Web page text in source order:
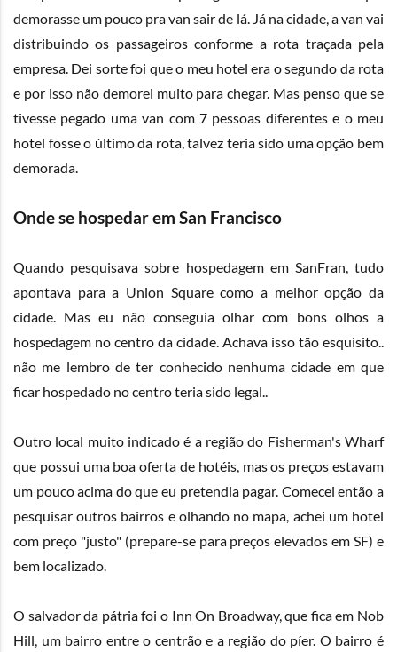
demorasse um pouco pra van sair de lá. Já na cidade, a van vai
distribuindo os passageiros conforme a rota traçada pela
empresa. Dei sorte foi que o meu hotel era o segundo da rota
e por isso não demorei muito para chegar. Mas penso que se
tivesse pegado uma van com 7 pessoas diferentes e o meu
hotel fosse o último da rota, talvez teria sido uma opção bem
demorada.
Onde se hospedar em San Francisco
Quando pesquisava sobre hospedagem em SanFran, tudo
apontava para a Union Square como a melhor opção da
cidade. Mas eu não conseguia olhar com bons olhos a
hospedagem no centro da cidade. Achava isso tão esquisito..
não me lembro de ter conhecido nenhuma cidade em que
ficar hospedado no centro teria sido legal..
Outro local muito indicado é a região do Fisherman's Wharf
que possui uma boa oferta de hotéis, mas os preços estavam
um pouco acima do que eu pretendia pagar. Comecei então a
pesquisar outros bairros e olhando no mapa, achei um hotel
com preço "justo" (prepare-se para preços elevados em SF) e
bem localizado.
O salvador da pátria foi o Inn On Broadway, que fica em Nob
Hill, um bairro entre o centrão e a região do píer. O bairro é